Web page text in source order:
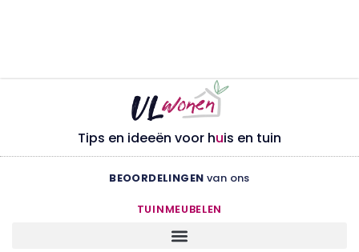
Tips en ideeën voor huis en tuin
BEOORDELINGEN van ons
TUINMEUBELEN